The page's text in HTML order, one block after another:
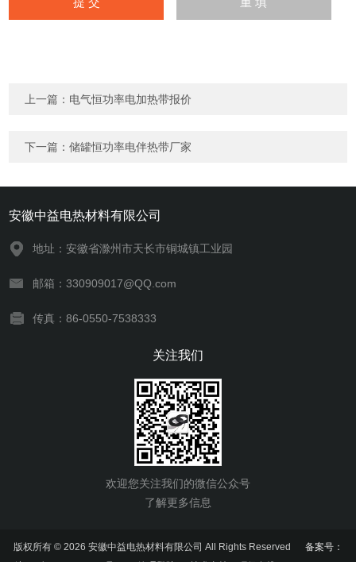
上一篇： 电气恒功率电加热带报价
下一篇：储罐恒功率电伴热带厂家
安徽中益电热材料有限公司
地址：安徽省滁州市天长市铜城镇工业园
邮箱：330909017@QQ.com
传真：86-0550-7538333
关注我们
欢迎您关注我们的微信公众号
了解更多信息
版权所有 © 2026 安徽中益电热材料有限公司 All Rights Reserved 备案号：